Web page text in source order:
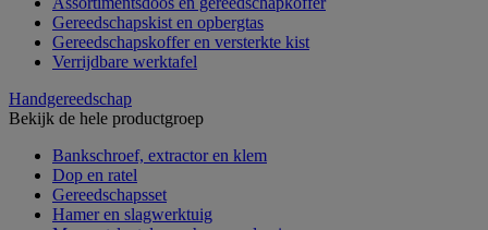
Gereedschapskist en opbergtas
Gereedschapskoffer en versterkte kist
Verrijdbare werktafel
Handgereedschap
Bekijk de hele productgroep
Bankschroef, extractor en klem
Dop en ratel
Gereedschapsset
Hamer en slagwerktuig